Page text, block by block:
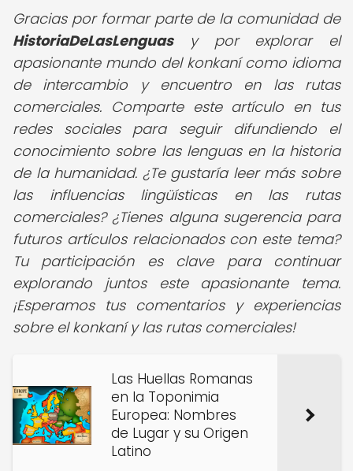
Gracias por formar parte de la comunidad de
HistoriaDeLasLenguasy por explorar el
apasionante mundo del konkaní como idioma
de intercambio y encuentro en las rutas
comerciales. Comparte este artículo en tus
redes sociales para seguir difundiendo el
conocimiento sobre las lenguas en la historia
de la humanidad. ¿Te gustaría leer más sobre
las influencias lingüísticas en las rutas
comerciales? ¿Tienes alguna sugerencia para
futuros artículos relacionados con este tema?
Tu participación es clave para continuar
explorando juntos este apasionante tema.
¡Esperamos tus comentarios y experiencias
sobre el konkaní y las rutas comerciales!
Las Huellas Romanas
en la Toponimia
Europea: Nombres
de Lugar y su Origen
Latino